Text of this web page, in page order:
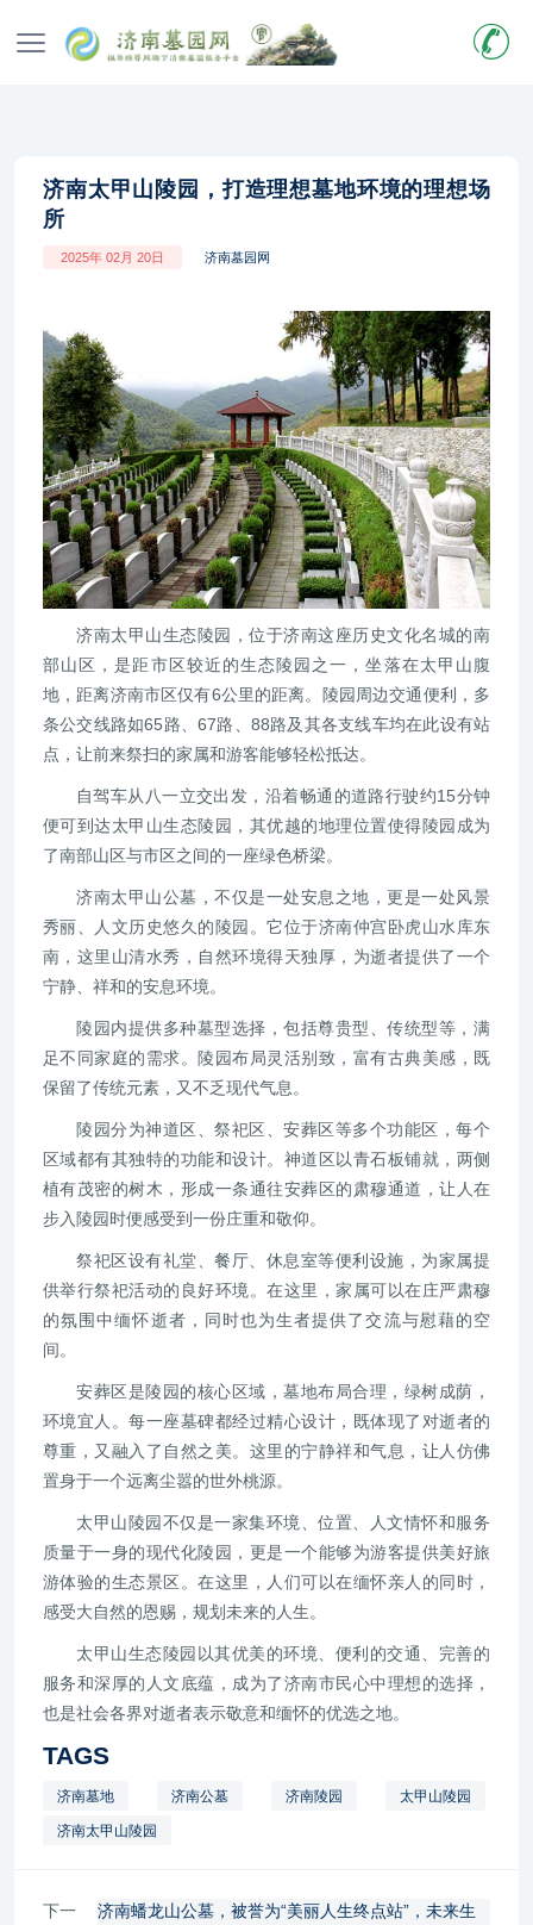
济南太甲山陵园，打造理想墓地环境的理想场
所
2025年 02月 20日 济南墓园网
济南太甲山生态陵园，位于济南这座历史文化名城的南
部山区，是距市区较近的生态陵园之一，坐落在太甲山腹
地，距离济南市区仅有6公里的距离。陵园周边交通便利，多
条公交线路如65路、67路、88路及其各支线车均在此设有站
点，让前来祭扫的家属和游客能够轻松抵达。
自驾车从八一立交出发，沿着畅通的道路行驶约15分钟
便可到达太甲山生态陵园，其优越的地理位置使得陵园成为
了南部山区与市区之间的一座绿色桥梁。
济南太甲山公墓，不仅是一处安息之地，更是一处风景
秀丽、人文历史悠久的陵园。它位于济南仲宫卧虎山水库东
南，这里山清水秀，自然环境得天独厚，为逝者提供了一个
宁静、祥和的安息环境。
陵园内提供多种墓型选择，包括尊贵型、传统型等，满
足不同家庭的需求。陵园布局灵活别致，富有古典美感，既
保留了传统元素，又不乏现代气息。
陵园分为神道区、祭祀区、安葬区等多个功能区，每个
区域都有其独特的功能和设计。神道区以青石板铺就，两侧
植有茂密的树木，形成一条通往安葬区的肃穆通道，让人在
步入陵园时便感受到一份庄重和敬仰。
祭祀区设有礼堂、餐厅、休息室等便利设施，为家属提
供举行祭祀活动的良好环境。在这里，家属可以在庄严肃穆
的氛围中缅怀逝者，同时也为生者提供了交流与慰藉的空
间。
安葬区是陵园的核心区域，墓地布局合理，绿树成荫，
环境宜人。每一座墓碑都经过精心设计，既体现了对逝者的
尊重，又融入了自然之美。这里的宁静祥和气息，让人仿佛
置身于一个远离尘嚣的世外桃源。
太甲山陵园不仅是一家集环境、位置、人文情怀和服务
质量于一身的现代化陵园，更是一个能够为游客提供美好旅
游体验的生态景区。在这里，人们可以在缅怀亲人的同时，
感受大自然的恩赐，规划未来的人生。
太甲山生态陵园以其优美的环境、便利的交通、完善的
服务和深厚的人文底蕴，成为了济南市民心中理想的选择，
也是社会各界对逝者表示敬意和缅怀的优选之地。
TAGS
济南墓地 济南公墓 济南陵园 太甲山陵园
济南太甲山陵园
下一
济南蟠龙山公墓，被誉为“美丽人生终点站”，未来生